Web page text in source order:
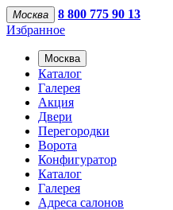
Москва
8 800 775 90 13
Избранное
Москва
Каталог
Галерея
Акция
Двери
Перегородки
Ворота
Конфигуратор
Каталог
Галерея
Адреса салонов